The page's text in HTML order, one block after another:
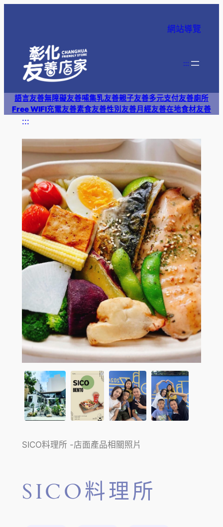
網站導覽
:::
語言友善無障礙友善哺集乳友善親子友善多元支付友善廁所
Free WIFI充電友善素食友善性別友善月經友善在地食材友善
:::
SICO料理所 -店面產品相關照片
SICO料理所